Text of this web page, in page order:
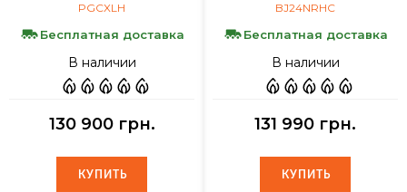
PGCXLH
Бесплатная доставка
В наличии
130 900 грн.
КУПИТЬ
КУПИТЬ
BJ24NRHC
Бесплатная доставка
В наличии
131 990 грн.
КУПИТЬ
КУПИТЬ